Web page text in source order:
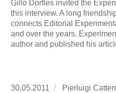
Gillo Dorfles invited the
this interview. A long
connects Editorial
and over the years,
author and published his
Publicado
30.05.2011
https://
Pierluigi